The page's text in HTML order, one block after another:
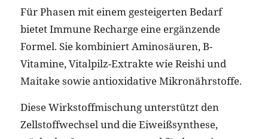
Für Phasen mit einem gesteigerten Bedarf
bietet Immune Recharge eine ergänzende
Formel. Sie kombiniert Aminosäuren, B-
Vitamine, Vitalpilz-Extrakte wie Reishi und
Maitake sowie antioxidative Mikronährstoffe.
Diese Wirkstoffmischung unterstützt den
Zellstoffwechsel und die Eiweißsynthese,